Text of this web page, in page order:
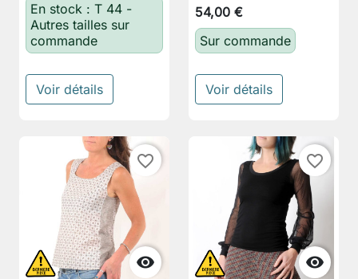
En stock : T 44 -
Autres tailles sur
commande
Voir détails
54,00 €
Sur commande
Voir détails

favorite_border

favorite_border